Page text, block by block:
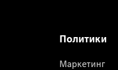
Политики
Маркетинг